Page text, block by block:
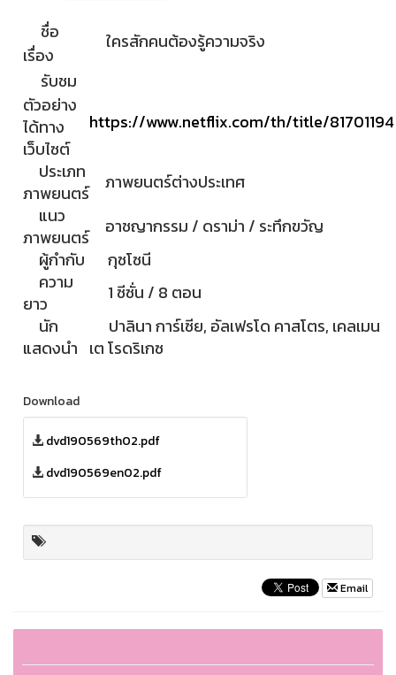
ชื่อ
เรื่อง
ใครสักคนต้องรู้ความจริง
รับชม
ตัวอย่าง
ได้ทาง
เว็บไซต์
https://www.netflix.com/th/title/81701194
ประเภท
ภาพยนตร์
ภาพยนตร์ต่างประเทศ
แนว
ภาพยนตร์
อาชญากรรม / ดราม่า / ระทึกขวัญ
ผู้กำกับ
กุซโซนี
ความ
ยาว
1 ซีซั่น / 8 ตอน
นัก
แสดงนำ
ปาลินา การ์เซีย, อัลเฟรโด คาสโตร, เคลเมน
เต โรดริเกซ
Download
dvd190569th02.pdf
dvd190569en02.pdf
Email